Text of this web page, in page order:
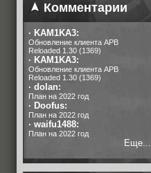
Комментарии
· KAM1KA3:
Обновление клиента APB
Reloaded 1.30 (1369)
· KAM1KA3:
Обновление клиента APB
Reloaded 1.30 (1369)
· dolan:
План на 2022 год
· Doofus:
План на 2022 год
· waifu1488:
План на 2022 год
Еще...